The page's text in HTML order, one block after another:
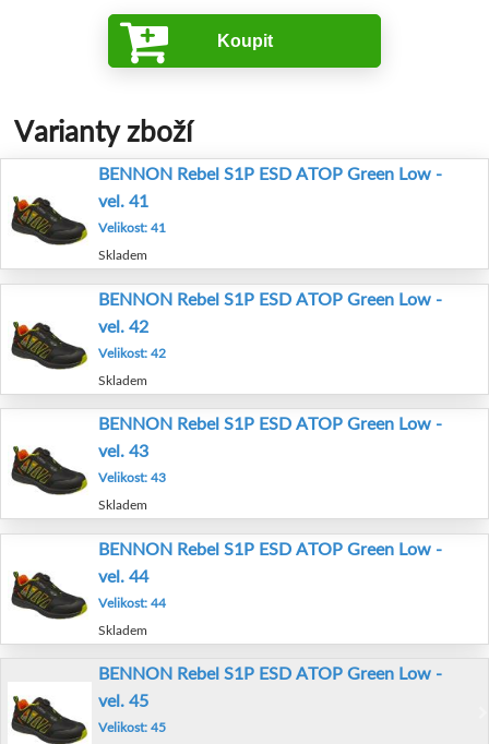
Koupit
Varianty zboží
BENNON Rebel S1P ESD ATOP Green Low -
vel. 41
Velikost: 41
Skladem
BENNON Rebel S1P ESD ATOP Green Low -
vel. 42
Velikost: 42
Skladem
BENNON Rebel S1P ESD ATOP Green Low -
vel. 43
Velikost: 43
Skladem
BENNON Rebel S1P ESD ATOP Green Low -
vel. 44
Velikost: 44
Skladem
BENNON Rebel S1P ESD ATOP Green Low -
vel. 45
Velikost: 45